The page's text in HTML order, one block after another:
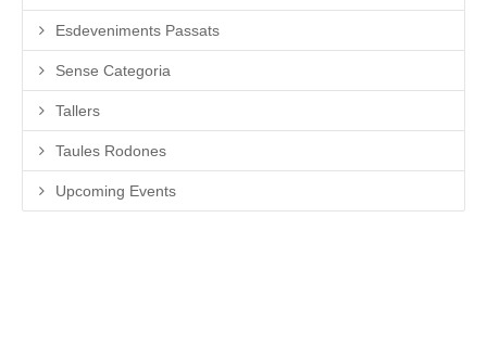
Esdeveniments Passats
Sense Categoria
Tallers
Taules Rodones
Upcoming Events